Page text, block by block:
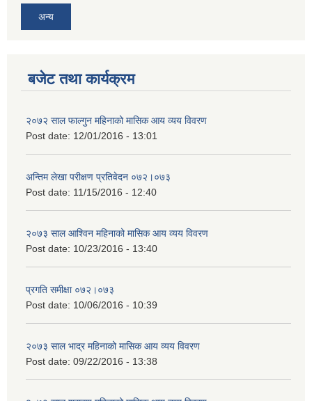
अन्य
बजेट तथा कार्यक्रम
२०७२ साल फाल्गुन महिनाको मासिक आय व्यय विवरण
Post date: 12/01/2016 - 13:01
अन्तिम लेखा परीक्षण प्रतिवेदन ०७२।०७३
Post date: 11/15/2016 - 12:40
२०७३ साल आश्विन महिनाको मासिक आय व्यय विवरण
Post date: 10/23/2016 - 13:40
प्रगति समीक्षा ०७२।०७३
Post date: 10/06/2016 - 10:39
२०७३ साल भाद्र महिनाको मासिक आय व्यय विवरण
Post date: 09/22/2016 - 13:38